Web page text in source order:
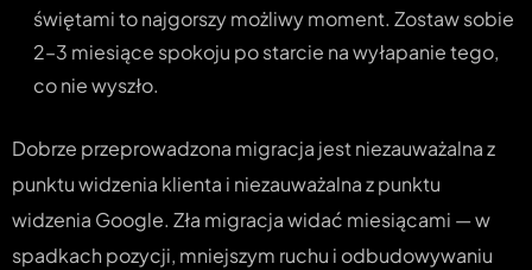
świętami to najgorszy możliwy moment. Zostaw sobie
2–3 miesiące spokoju po starcie na wyłapanie tego,
co nie wyszło.
Dobrze przeprowadzona migracja jest niezauważalna z
punktu widzenia klienta i niezauważalna z punktu
widzenia Google. Zła migracja widać miesiącami — w
spadkach pozycji, mniejszym ruchu i odbudowywaniu